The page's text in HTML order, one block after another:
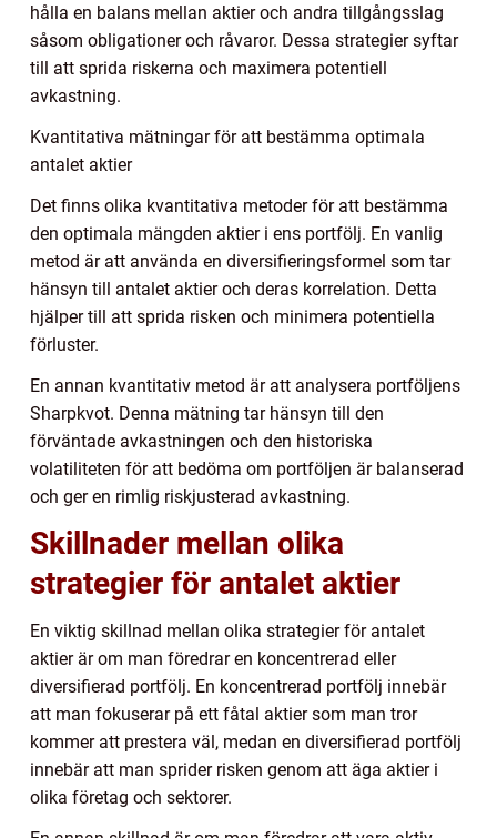
hålla en balans mellan aktier och andra tillgångsslag
såsom obligationer och råvaror. Dessa strategier syftar
till att sprida riskerna och maximera potentiell
avkastning.
Kvantitativa mätningar för att bestämma optimala
antalet aktier
Det finns olika kvantitativa metoder för att bestämma
den optimala mängden aktier i ens portfölj. En vanlig
metod är att använda en diversifieringsformel som tar
hänsyn till antalet aktier och deras korrelation. Detta
hjälper till att sprida risken och minimera potentiella
förluster.
En annan kvantitativ metod är att analysera portföljens
Sharpkvot. Denna mätning tar hänsyn till den
förväntade avkastningen och den historiska
volatiliteten för att bedöma om portföljen är balanserad
och ger en rimlig riskjusterad avkastning.
Skillnader mellan olika
strategier för antalet aktier
En viktig skillnad mellan olika strategier för antalet
aktier är om man föredrar en koncentrerad eller
diversifierad portfölj. En koncentrerad portfölj innebär
att man fokuserar på ett fåtal aktier som man tror
kommer att prestera väl, medan en diversifierad portfölj
innebär att man sprider risken genom att äga aktier i
olika företag och sektorer.